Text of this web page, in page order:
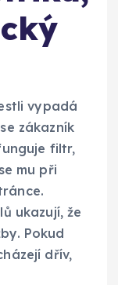
vypadá
zákazník
filtr,
mu při
ukazují, že
Pokud
dřív,